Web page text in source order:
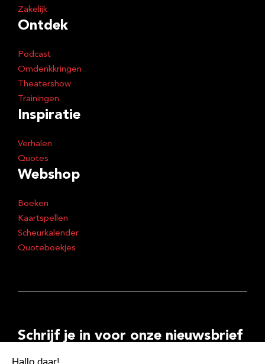
Zakelijk
Ontdek
Podcast
Omdenkkringen
Theatershow
Trainingen
Inspiratie
Verhalen
Quotes
Webshop
Boeken
Kaartspellen
Scheurkalender
Quoteboekjes
Schrijf je in voor onze nieuwsbrief